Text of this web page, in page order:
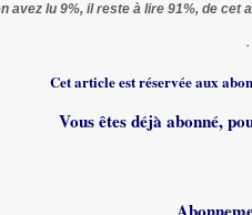
avez lu 9%, il reste à lire 91%, de cet
Cet article est réservée aux
Vous êtes déjà abonné,